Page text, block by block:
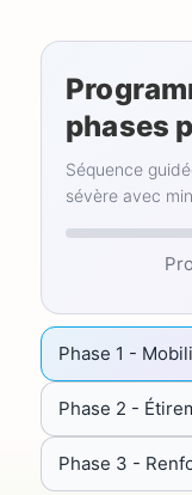
phases
Séquence
sévère avec
Phase 1 -
Phase 2 -
Phase 3 -